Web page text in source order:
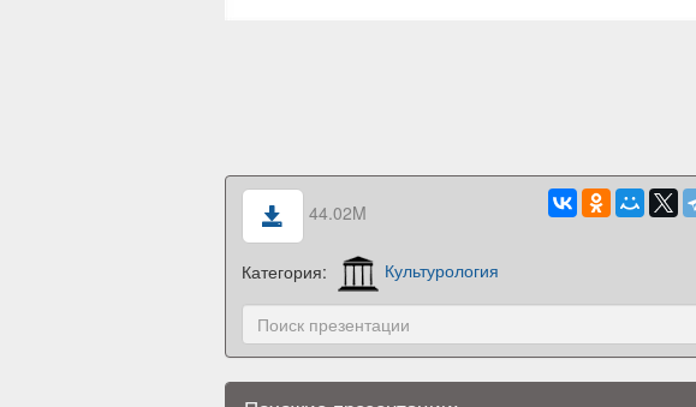
44.02M
Категория: Культурология